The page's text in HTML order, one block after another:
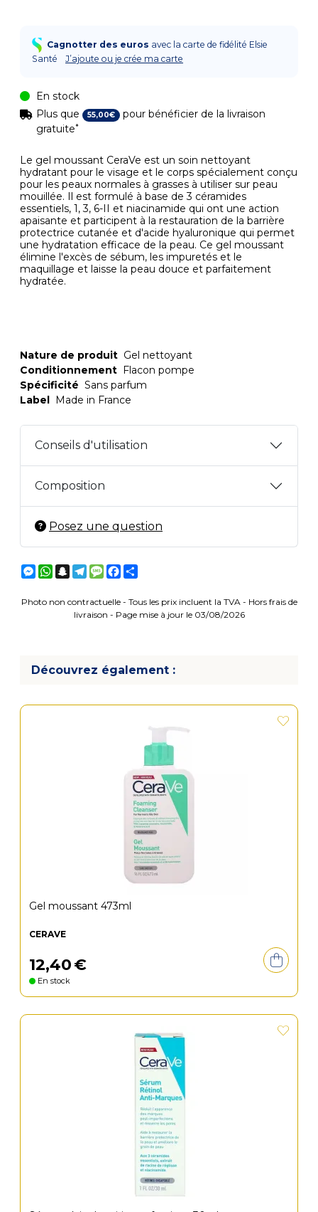
Le gel moussant CeraVe est un soin nettoyant
hydratant pour le visage et le corps spécialement conçu
pour les peaux normales à grasses à utiliser sur peau
mouillée. Il est formulé à base de 3 céramides
essentiels, 1, 3, 6-II et niacinamide qui ont une action
apaisante et participent à la restauration de la barrière
protectrice cutanée et d'acide hyaluronique qui permet
une hydratation efficace de la peau. Ce gel moussant
élimine l'excès de sébum, les impuretés et le
maquillage et laisse la peau douce et parfaitement
hydratée.
Cagnotter des euros avec la carte de fidélité Elsie
Santé
J’ajoute ou je crée ma carte
En stock
Plus que
55,00€ pour bénéficier de la livraison
gratuite*
Nature de produit Gel nettoyant
Conditionnement Flacon pompe
Spécificité Sans parfum
Label Made in France
Conseils d'utilisation
Composition
Posez une question
Messenger
WhatsApp
Snapchat
Telegram
MessageFacebook
Photo non contractuelle - Tous les prix incluent la TVA - Hors frais de
livraison - Page mise à jour le 03/08/2026
Découvrez également :
Gel moussant 473ml
CERAVE
12,40€
En stock